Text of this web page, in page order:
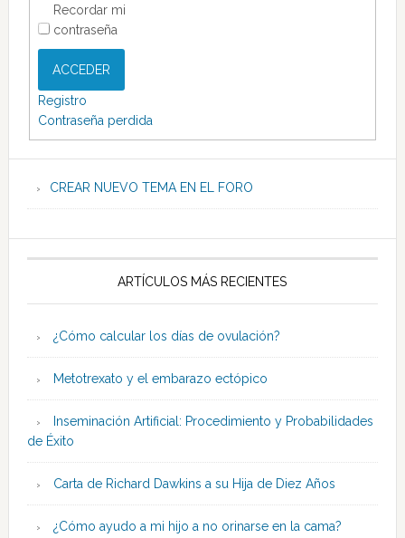
Recordar mi
contraseña
ACCEDER
Registro
Contraseña perdida
CREAR NUEVO TEMA EN EL FORO
ARTÍCULOS MÁS RECIENTES
¿Cómo calcular los días de ovulación?
Metotrexato y el embarazo ectópico
Inseminación Artificial: Procedimiento y Probabilidades
de Éxito
Carta de Richard Dawkins a su Hija de Diez Años
¿Cómo ayudo a mi hijo a no orinarse en la cama?